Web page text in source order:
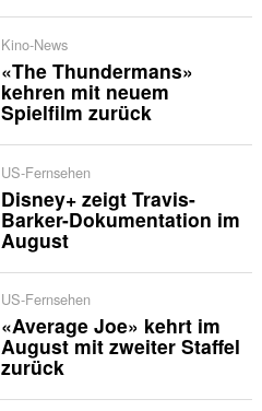
Kino-News
«The Thundermans»
kehren mit neuem
Spielfilm zurück
US-Fernsehen
Disney+ zeigt Travis-
Barker-Dokumentation im
August
US-Fernsehen
«Average Joe» kehrt im
August mit zweiter Staffel
zurück